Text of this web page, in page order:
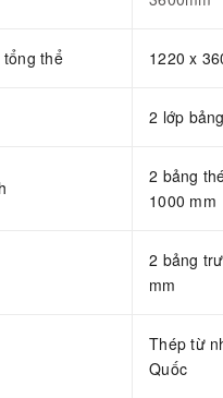
thể 1220 x
2 lớp bảng
2 bảng
1000 mm
2 bảng
mm
Thép từ
Quốc